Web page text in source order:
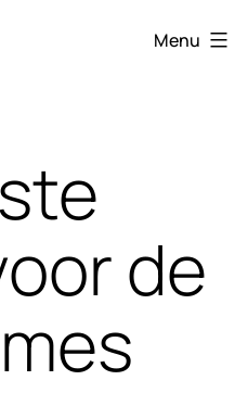
Menu
de